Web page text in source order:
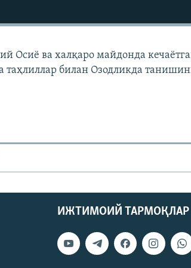
Осиë ва халқаро майдонда
таҳлиллар билан Озодликда
ИЖТИМОИЙ ТАРМОҚЛАР